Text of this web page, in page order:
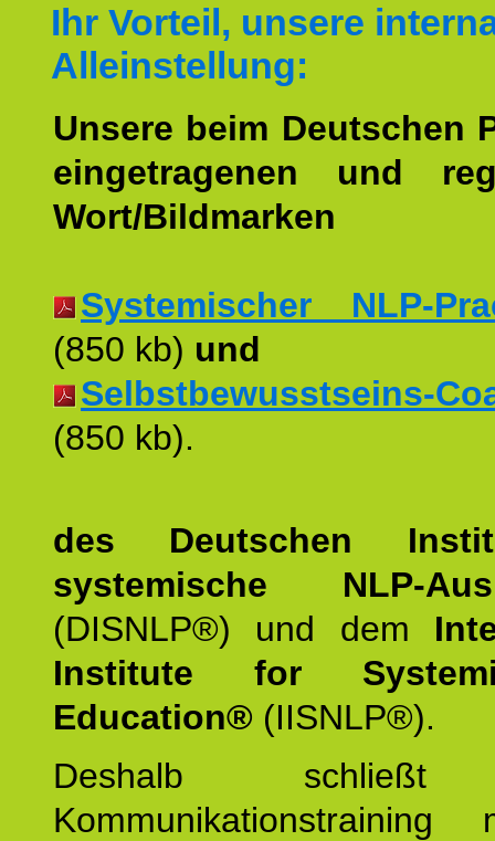
Ihr Vorteil, unsere
Alleinstellung:
Unsere beim Deutschen
eingetragenen und
Wort/Bildmarken
Systemischer NLP-
(850 kb) und
Selbstbewusstseins-
(850 kb).
des Deutschen
systemische NLP-
(DISNLP®) und dem
Institute for
Education® (IISNLP®).
Deshalb schließt